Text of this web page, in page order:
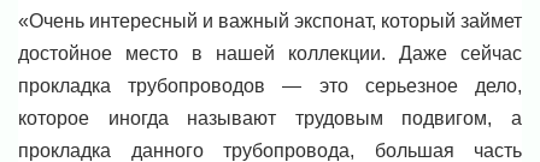
«Очень интересный и важный экспонат, который займет
достойное место в нашей коллекции. Даже сейчас
прокладка трубопроводов — это серьезное дело,
которое иногда называют трудовым подвигом, а
прокладка данного трубопровода, большая часть